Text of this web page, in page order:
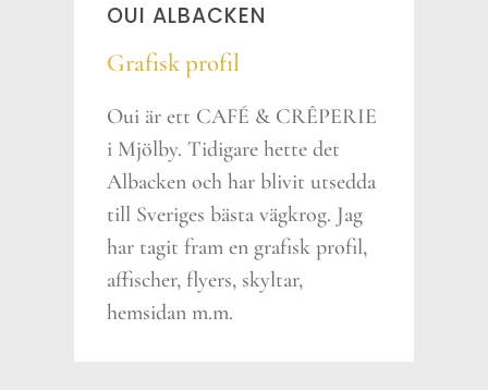
OUI ALBACKEN
Grafisk profil
Oui är ett CAFÉ & CRÊPERIE
i Mjölby. Tidigare hette det
Albacken och har blivit utsedda
till Sveriges bästa vägkrog. Jag
har tagit fram en grafisk profil,
affischer, flyers, skyltar,
hemsidan m.m.